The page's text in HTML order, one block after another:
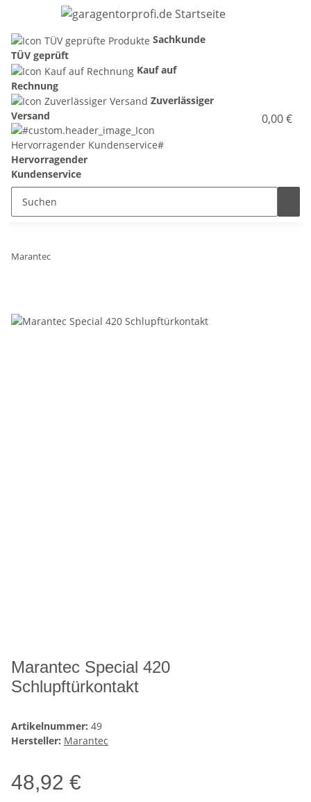
Sachkunde
TÜV geprüft
Kauf auf
Rechnung
Zuverlässiger
Versand
Hervorragender
Kundenservice
0,00 €
Marantec
Marantec Special 420
Schlupftürkontakt
Artikelnummer: 49
Hersteller: Marantec
48,92 €